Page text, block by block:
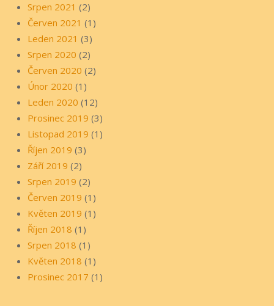
Srpen 2021 (2)
Červen 2021 (1)
Leden 2021 (3)
Srpen 2020 (2)
Červen 2020 (2)
Únor 2020 (1)
Leden 2020 (12)
Prosinec 2019 (3)
Listopad 2019 (1)
Říjen 2019 (3)
Září 2019 (2)
Srpen 2019 (2)
Červen 2019 (1)
Květen 2019 (1)
Říjen 2018 (1)
Srpen 2018 (1)
Květen 2018 (1)
Prosinec 2017 (1)